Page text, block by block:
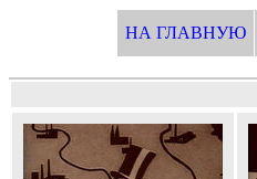
НА ГЛАВНУЮ